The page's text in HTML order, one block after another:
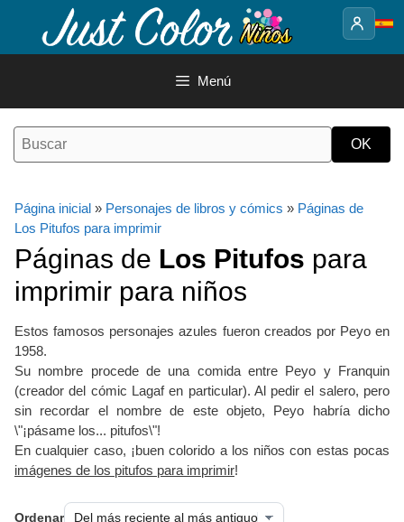
contenido
Menú
Página inicial » Personajes de libros y cómics » Páginas de
Los Pitufos para imprimir
Páginas de Los Pitufos para
imprimir para niños
Estos famosos personajes azules fueron creados por Peyo en
1958.
Su nombre procede de una comida entre Peyo y Franquin
(creador del cómic Lagaf en particular). Al pedir el salero, pero
sin recordar el nombre de este objeto, Peyo habría dicho
\"¡pásame los... pitufos\"!
En cualquier caso, ¡buen colorido a los niños con estas pocas
imágenes de los pitufos para imprimir!
Ordenar